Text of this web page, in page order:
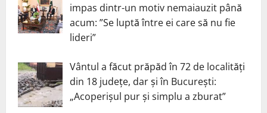
impas dintr-un motiv nemaiauzit până
acum: ”Se luptă între ei care să nu fie
lideri”
Vântul a făcut prăpăd în 72 de localități
din 18 județe, dar și în București:
„Acoperișul pur și simplu a zburat”